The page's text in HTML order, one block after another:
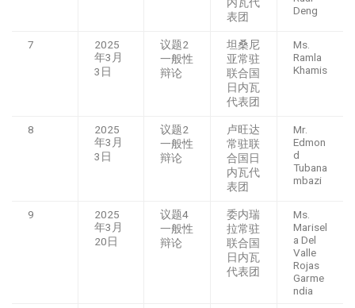
表团
Deng
7
2025
年3月
3日
议题2
一般性
辩论
坦桑尼
亚常驻
联合国
日内瓦
代表团
Ms.
Ramla
Khamis
8
2025
年3月
3日
议题2
一般性
辩论
卢旺达
常驻联
合国日
内瓦代
表团
Mr.
Edmon
d
Tubana
mbazi
9
2025
年3月
20日
议题4
一般性
辩论
委内瑞
拉常驻
联合国
日内瓦
代表团
Ms.
Marisel
a Del
Valle
Rojas
Garme
ndia